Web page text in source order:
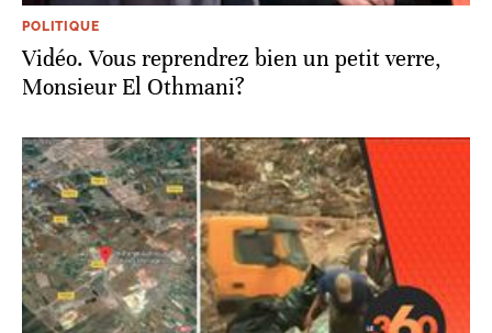
POLITIQUE
Vidéo. Vous reprendrez bien un petit verre,
Monsieur El Othmani?